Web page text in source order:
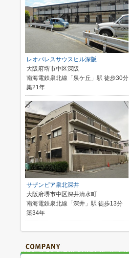
レオパレスサウスヒル深阪
大阪府堺市中区深阪
南海電鉄泉北線「泉ケ丘」駅 徒歩30分
築21年
サザンピア泉北深井
大阪府堺市中区深井清水町
南海電鉄泉北線「深井」駅 徒歩13分
築34年